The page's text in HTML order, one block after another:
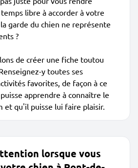
libre à accorder à votre
garde du chien ne représente
?
de créer une fiche toutou
y toutes ses
favorites, de façon à ce
apprendre à connaître le
et qu'il puisse lui faire plaisir.
lorsque vous